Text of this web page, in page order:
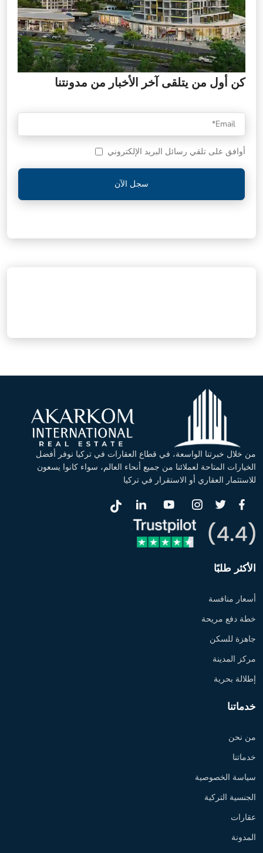
كن أول من يتلقى آخر الأخبار من مدونتنا
أوافق على تلقي رسائل البريد الإلكتروني
سجل الآن
من خلال خبرتنا الواسعة، في قطاع العقارات في تركيا نوفر أفضل
الخيارات المتاحة لعملائنا من جميع أنحاء العالم، سواء كانوا يسعون
للاستثمار العقاري أو الاستقرار في تركيا
الأكثر طلبًا
أسعار منافسة
خطة دفع مريحة
جاهزة للسكن
مركز المدينة
إطلالة بحرية
خدماتنا
من نحن
خدماتنا
سياسة الخصوصية
الجنسية التركية
عقارات
المدونة